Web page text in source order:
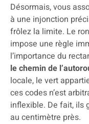
Désormais, vous
à une injonction
frôlez la limite. Le
impose une règle
l’importance du
le chemin de
locale, le vert
ces codes n’est
inflexible. De fait, ils
au centimètre près.